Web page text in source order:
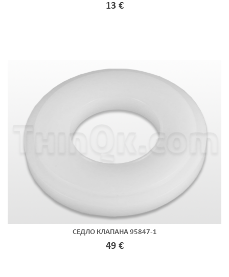
13 €
СЕДЛО КЛАПАНА 95847-1
49 €